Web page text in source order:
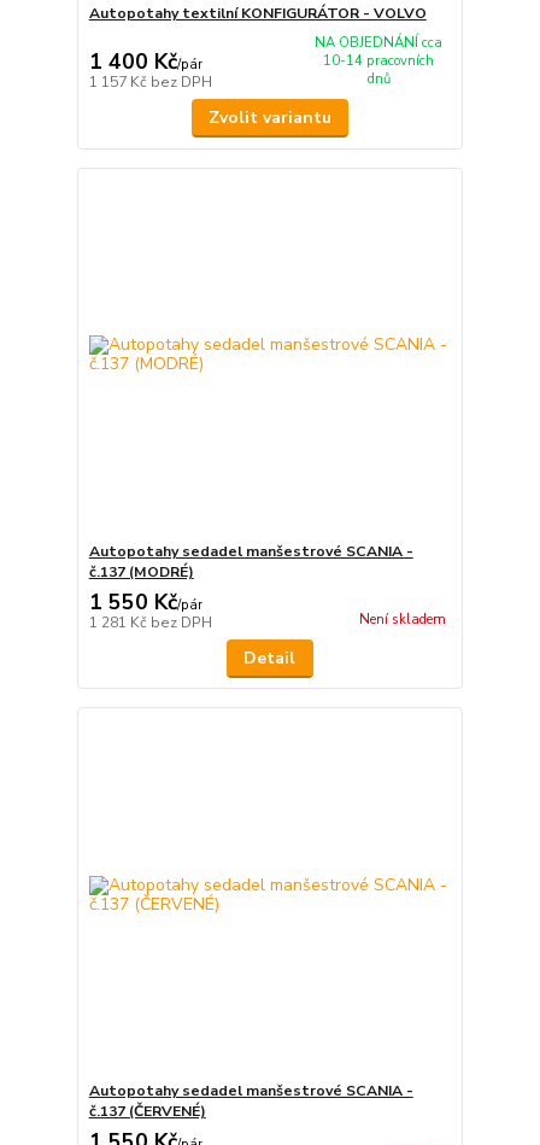
Autopotahy textilní KONFIGURÁTOR - VOLVO
1 400 Kč/pár
1 157 Kč bez DPH
NA OBJEDNÁNÍ cca
10-14 pracovních
dnů
Zvolit variantu
Autopotahy sedadel manšestrové SCANIA -
č.137 (MODRÉ)
1 550 Kč/pár
1 281 Kč bez DPH Není skladem
Detail
Autopotahy sedadel manšestrové SCANIA -
č.137 (ČERVENÉ)